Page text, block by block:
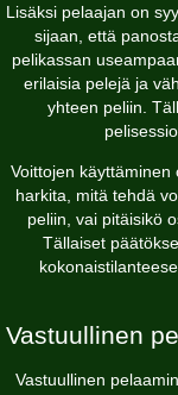
Lisäksi pelaajan on
sijaan, että
pelikassan
erilaisia pelejä ja
yhteen peliin.
Voittojen
harkita, mitä tehdä
peliin, vai pitäisikö
Tällaiset
Vastuullinen
Vastuullinen